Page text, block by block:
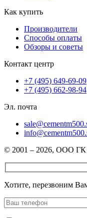
Как купить
Производители
Способы оплаты
Обзоры и советы
Контакт центр
+7 (495) 649-69-09
+7 (495) 662-98-94
Эл. почта
© 2001 – 2026, ООО
Хотите, перезвоним